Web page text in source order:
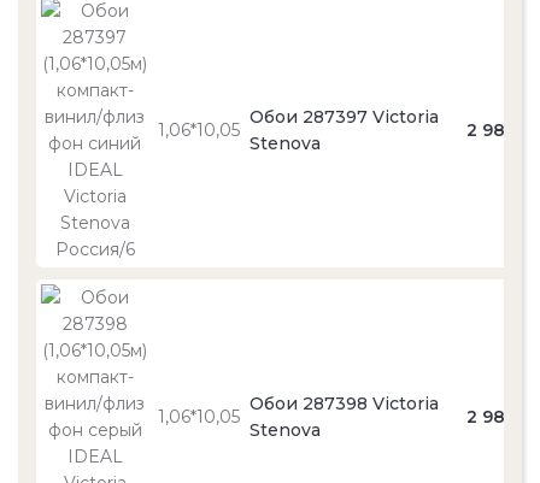
1,06*10,05
Обои 287397 Victoria
Stenova
2 980
1,06*10,05
Обои 287398 Victoria
Stenova
2 980